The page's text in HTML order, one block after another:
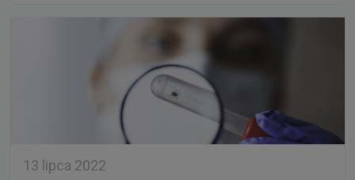
Borelioza - objawy, przyczyny i
diagnostyka